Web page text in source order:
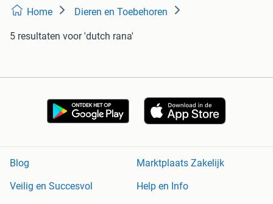
Home Dieren en Toebehoren
5 resultaten voor 'dutch rana'
Blog
Marktplaats Zakelijk
Veilig en Succesvol
Help en Info